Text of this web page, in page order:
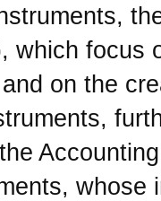
which focus
on the
whose